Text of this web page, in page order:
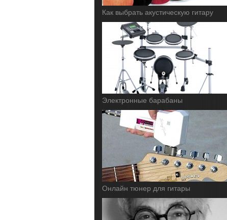
Как выбрать акустическую гитару
Электронные барабаны
Онлайн тюнер для гитары